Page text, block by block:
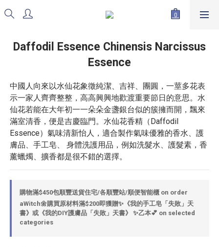
Daffodil Essence Chinensis Narcissus
Essence
中國人向來以水仙花象徵純潔、吉祥、團圓，一莖多花表
示一家人齊齊整整，高高興興地歡渡重要節日的意思。水
仙花若能在大年初一一朵朵金盞銀台似的簇擁而開，飄來
滿室清香，便是吉慶臨門。水仙花香精（Daffodil
Essence）氣味清新怡人，適合製作氣味優雅的香水、護
膚品、手工皂、 身體洗護用品，例如洗髮水、護髮素，香
薰蠟燭、擴香都是很不錯的選擇。
購物滿$450包順豐送貨住宅/各順豐站/順便智能櫃 on order
aWitch🌼購買原材料滿$200即獲贈✨《我的手工皂「失敗」天
書》或《我的DIY護膚品「失敗」天書》 ✨乙本💕 on selected
categories